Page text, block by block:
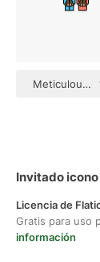
Meticulous
Invitado
Licencia de
Gratis para uso
información